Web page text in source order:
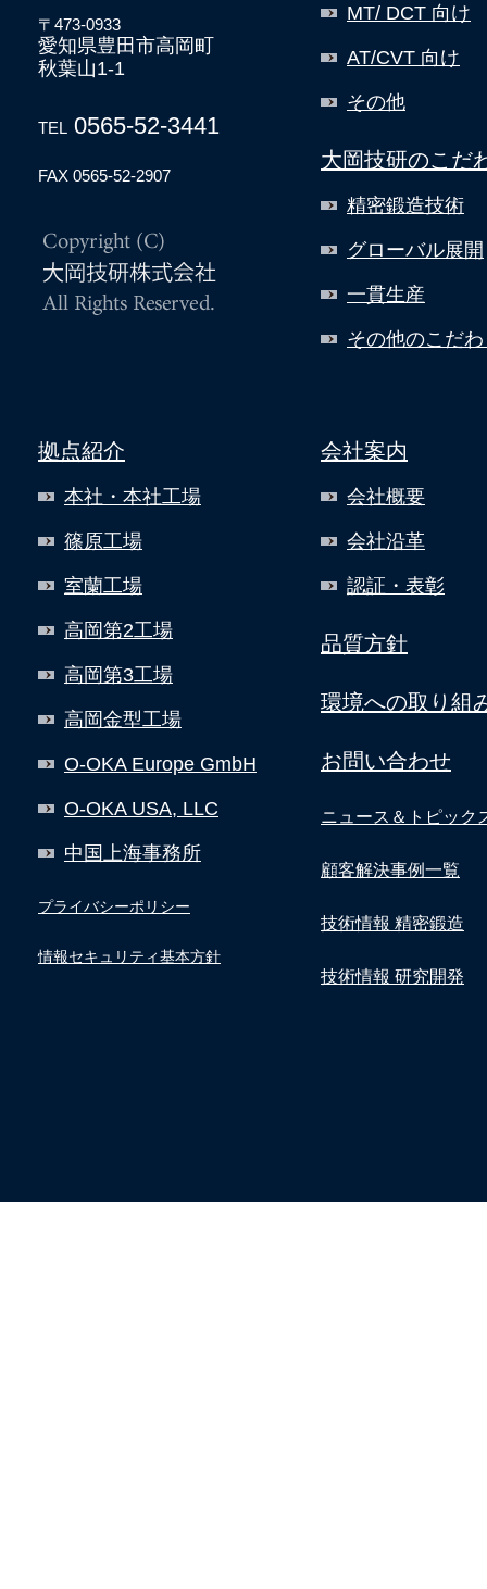
〒473-0933
愛知県豊田市高岡町
秋葉山1-1
TEL 0565-52-3441
FAX 0565-52-2907
MT/ DCT 向け
AT/CVT 向け
その他
大岡技研のこだ
精密鍛造技術
グローバル展開
一貫生産
その他のこだ
会社案内
会社概要
会社沿革
認証・表彰
品質方針
環境への取り組
お問い合わせ
ニュース＆トピック
顧客解決事例一覧
技術情報 精密鍛造
技術情報 研究開発
拠点紹介
本社・本社工場
篠原工場
室蘭工場
高岡第2工場
高岡第3工場
高岡金型工場
O-OKA Europe GmbH
O-OKA USA, LLC
中国上海事務所
プライバシーポリシー
情報セキュリティ基本方針